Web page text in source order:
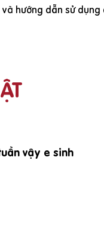
và hướng dẫn sử
vậy e sinh